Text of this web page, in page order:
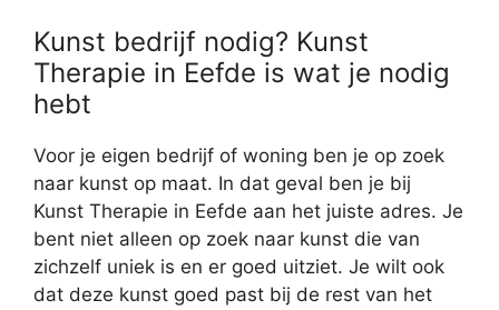
Kunst bedrijf nodig? Kunst
Therapie in Eefde is wat je nodig
hebt
Voor je eigen bedrijf of woning ben je op zoek
naar kunst op maat. In dat geval ben je bij
Kunst Therapie in Eefde aan het juiste adres. Je
bent niet alleen op zoek naar kunst die van
zichzelf uniek is en er goed uitziet. Je wilt ook
dat deze kunst goed past bij de rest van het